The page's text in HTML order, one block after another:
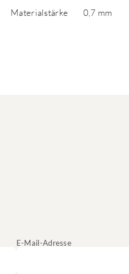
Materialstärke
0,7 mm
E-Mail-Adresse